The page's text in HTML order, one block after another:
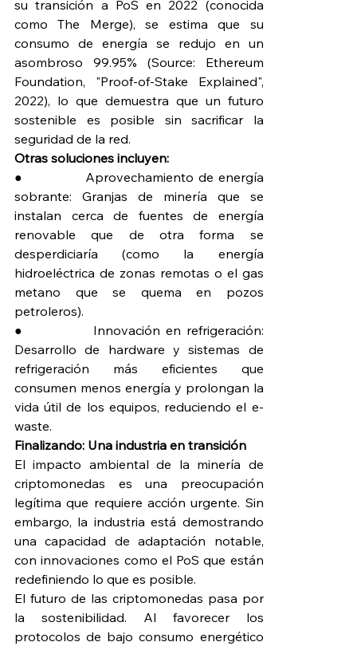
su transición a PoS en 2022 (conocida
como The Merge), se estima que su
consumo de energía se redujo en un
asombroso 99.95% (Source: Ethereum
Foundation, "Proof-of-Stake Explained",
2022), lo que demuestra que un futuro
sostenible es posible sin sacrificar la
seguridad de la red.
Otras soluciones incluyen:
●             Aprovechamiento de energía
sobrante: Granjas de minería que se
instalan cerca de fuentes de energía
renovable que de otra forma se
desperdiciaría (como la energía
hidroeléctrica de zonas remotas o el gas
metano que se quema en pozos
petroleros).
●             Innovación en refrigeración:
Desarrollo de hardware y sistemas de
refrigeración más eficientes que
consumen menos energía y prolongan la
vida útil de los equipos, reduciendo el e-
waste.
Finalizando: Una industria en transición
El impacto ambiental de la minería de
criptomonedas es una preocupación
legítima que requiere acción urgente. Sin
embargo, la industria está demostrando
una capacidad de adaptación notable,
con innovaciones como el PoS que están
redefiniendo lo que es posible.
El futuro de las criptomonedas pasa por
la sostenibilidad. Al favorecer los
protocolos de bajo consumo energético